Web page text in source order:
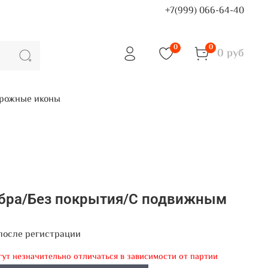
+7(999) 066-64-40
0 0 0 руб
иконы
Без покрытия/С подвижным
регистрации
незначительно отличаться в зависимости от партии